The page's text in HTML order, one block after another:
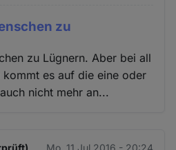
zu
zu Lügnern. Aber bei all
es auf die eine oder
nicht mehr an...
Mo. 11 Jul 2016 - 20:24